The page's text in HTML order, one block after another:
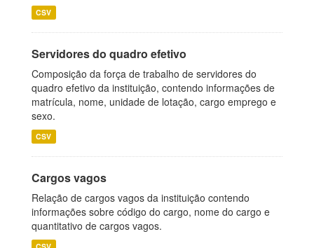
CSV
Servidores do quadro efetivo
Composição da força de trabalho de servidores do
quadro efetivo da instituição, contendo informações de
matrícula, nome, unidade de lotação, cargo emprego e
sexo.
CSV
Cargos vagos
Relação de cargos vagos da instituição contendo
informações sobre código do cargo, nome do cargo e
quantitativo de cargos vagos.